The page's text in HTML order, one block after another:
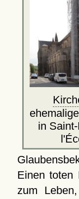
in
Einen toten
zum